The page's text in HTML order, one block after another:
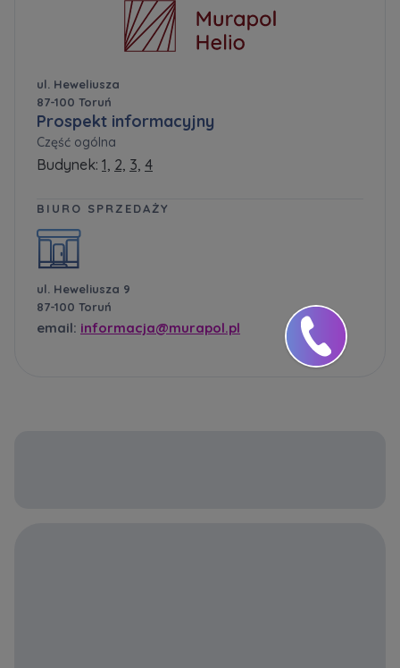
ul. Heweliusza
87-100 Toruń
Prospekt informacyjny
Część ogólna
Budynek: 1, 2, 3, 4
BIURO SPRZEDAŻY
ul. Heweliusza 9
87-100 Toruń
email: informacja@murapol.pl